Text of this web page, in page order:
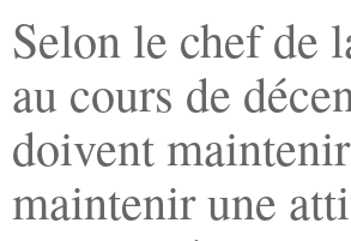
Selon le chef de
au cours de
doivent
maintenir une